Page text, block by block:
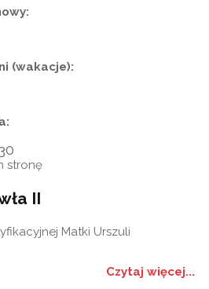
(wakacje):
stronę
II
Matki Urszuli
Czytaj więcej...